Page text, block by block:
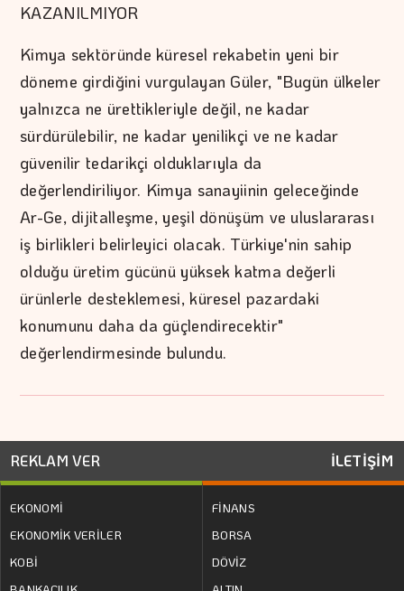
KAZANILMIYOR
Kimya sektöründe küresel rekabetin yeni bir
döneme girdiğini vurgulayan Güler, "Bugün ülkeler
yalnızca ne ürettikleriyle değil, ne kadar
sürdürülebilir, ne kadar yenilikçi ve ne kadar
güvenilir tedarikçi olduklarıyla da
değerlendiriliyor. Kimya sanayiinin geleceğinde
Ar-Ge, dijitalleşme, yeşil dönüşüm ve uluslararası
iş birlikleri belirleyici olacak. Türkiye'nin sahip
olduğu üretim gücünü yüksek katma değerli
ürünlerle desteklemesi, küresel pazardaki
konumunu daha da güçlendirecektir"
değerlendirmesinde bulundu.
REKLAM VER İLETİŞİM
EKONOMİ
EKONOMİK VERİLER
KOBİ
FİNANS
BORSA
DÖVİZ